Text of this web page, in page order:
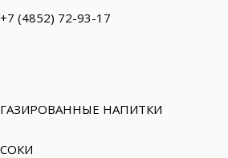
+7 (4852) 72-93-17
ГАЗИРОВАННЫЕ НАПИТКИ
СОКИ